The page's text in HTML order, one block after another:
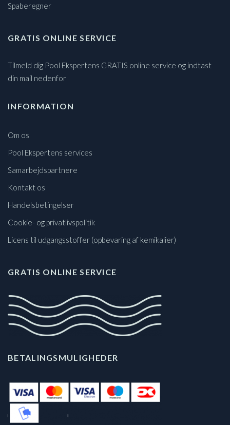
Spaberegner
GRATIS ONLINE SERVICE
Tilmeld dig Pool Ekspertens GRATIS online service og indtast
din mail nedenfor
INFORMATION
Om os
Pool Ekspertens services
Samarbejdspartnere
Kontakt os
Handelsbetingelser
Cookie- og privatlivspolitik
Licens til udgangsstoffer (opbevaring af kemikalier)
GRATIS ONLINE SERVICE
BETALINGSMULIGHEDER